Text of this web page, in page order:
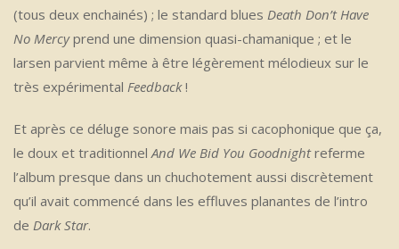
(tous deux enchainés) ; le standard blues Death Don’t Have
No Mercyprend une dimension quasi-chamanique ; et le
larsen parvient même à être légèrement mélodieux sur le
très expérimental Feedback!
Et après ce déluge sonore mais pas si cacophonique que ça,
le doux et traditionnel And We Bid You Goodnightreferme
l’album presque dans un chuchotement aussi discrètement
qu’il avait commencé dans les effluves planantes de l’intro
de Dark Star.